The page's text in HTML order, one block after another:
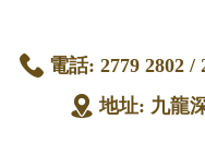
電話: 2779 2802 /
地址: 九龍